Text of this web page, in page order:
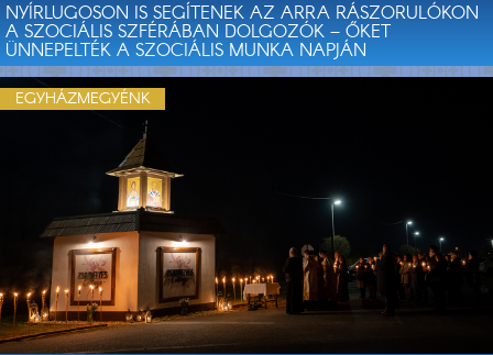
NYÍRLUGOSON IS SEGÍTENEK AZ ARRA RÁSZORULÓKON
A SZOCIÁLIS SZFÉRÁBAN DOLGOZÓK – ŐKET
ÜNNEPELTÉK A SZOCIÁLIS MUNKA NAPJÁN
EGYHÁZMEGYÉNK